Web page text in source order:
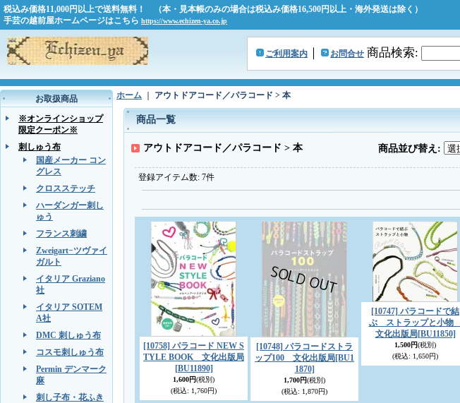
税込み価格11,000円以上で送料無料！ （本・見本帳のみの場合は税込み価格16,500円以上・海外発送は除く）
手芸の越前屋ホームページはこちら https://www.echizen-ya.co.jp
ご利用案内 ｜ お問合せ 商品検索:
お取扱商品
※オンラインショップ
限定クーポン※
刺しゅう布
国産メーカー コン
グレス
クロスステッチ
ハーダンガー刺し
ゅう
フランス刺繍
Zweigart−ツヴァイ
ガルト
イタリア Graziano
社
イタリア SOTEM
A社
DMC 刺しゅう布
コスモ刺しゅう布
Permin デンマーク
麻
刺し子布・花ふき
ホーム アウトドアコード／パラコード > 本
商品一覧
アウトドアコード／パラコード > 本 商品並び替え :
登録アイテム数: 7件
[10758] パラコード NEW S
TYLE BOOK 文化出版局
[BU11890]
1,600円(税別)
(税込: 1,760円)
[10748] パラコードストラ
ップ100 文化出版局[BU1
1870]
1,700円(税別)
(税込: 1,870円)
[10747] パラコードで結
ぶ ストラップと小物
文化出版局[BU11850]
1,500円(税別)
(税込: 1,650円)